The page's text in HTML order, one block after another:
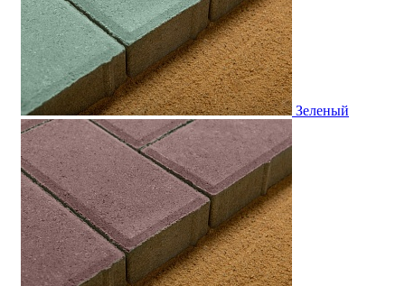
Зеленый